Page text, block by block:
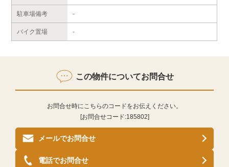
駐車場備考 -
バイク置場 -
この物件についてお問合せ
お問合せ時にこちらのコードをお伝えください。
[お問合せコード:185802]
メールでお問合せ
電話でお問合せ